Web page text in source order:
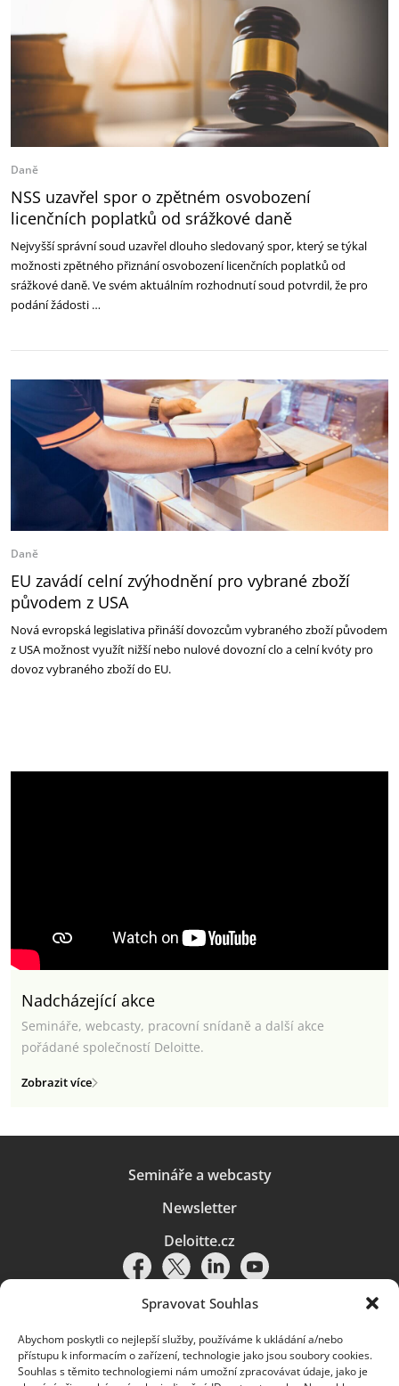
Spravovat Souhlas
Abychom poskytli co nejlepší služby, používáme k ukládání a/nebo
přístupu k informacím o zařízení, technologie jako jsou soubory cookies.
Souhlas s těmito technologiemi nám umožní zpracovávat údaje, jako je
Daně
NSS uzavřel spor o zpětném osvobození
licenčních poplatků od srážkové daně
Nejvyšší správní soud uzavřel dlouho sledovaný spor, který se týkal
možnosti zpětného přiznání osvobození licenčních poplatků od
srážkové daně. Ve svém aktuálním rozhodnutí soud potvrdil, že pro
podání žádosti …
Daně
EU zavádí celní zvýhodnění pro vybrané zboží
původem z USA
Nová evropská legislativa přináší dovozcům vybraného zboží původem
z USA možnost využít nižší nebo nulové dovozní clo a celní kvóty pro
dovoz vybraného zboží do EU.
Nadcházející akce
Semináře, webcasty, pracovní snídaně a další akce
pořádané společností Deloitte.
Zobrazit více
Semináře a webcasty
Newsletter
Deloitte.cz
Pravidla používání|Ochrana osobních údajů|Soubory cookies |
Deloitte.cz